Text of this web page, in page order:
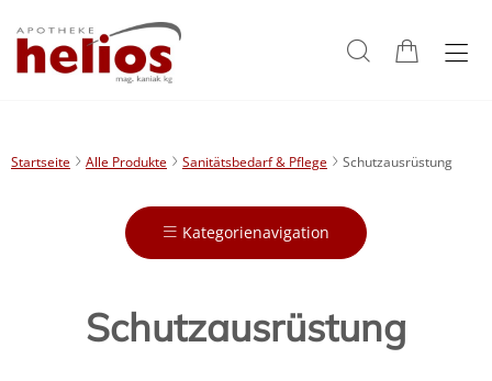
Startseite Alle Produkte Sanitätsbedarf & Pflege Schutzausrüstung
Kategorienavigation
Schutzausrüstung